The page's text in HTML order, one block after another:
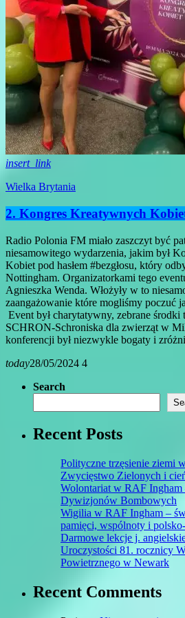
insert_link
Wielka Brytania
2. Kongres Kreatywnych
Radio Polonia FM miało zaszczyt być
niesamowitego wydarzenia, jakim był
Kobiet pod hasłem #bezgłosu, który
Nottingham. Organizatorkami tego
Agnieszka Wenda. Włożyły w to
zaangażowanie które mogliśmy poczuć
Event był charytatywny, zebrane środki
SCHRON-Schroniska dla zwierząt w
konferencji był niezwykle bogaty i
today28/05/2024 4
Search
Recent Posts
Polityczne trzęsienie ziemi
Zwycięstwo Zielonych i
Wolontariat w RAF Ingham
Dywizjonów Bombowych
Wigilia w RAF Ingham –
pamięci, wspólnoty i
Darmowe lekcje j.
Uroczystości 81. rocznicy
Powietrznego w Newark
Recent Comments